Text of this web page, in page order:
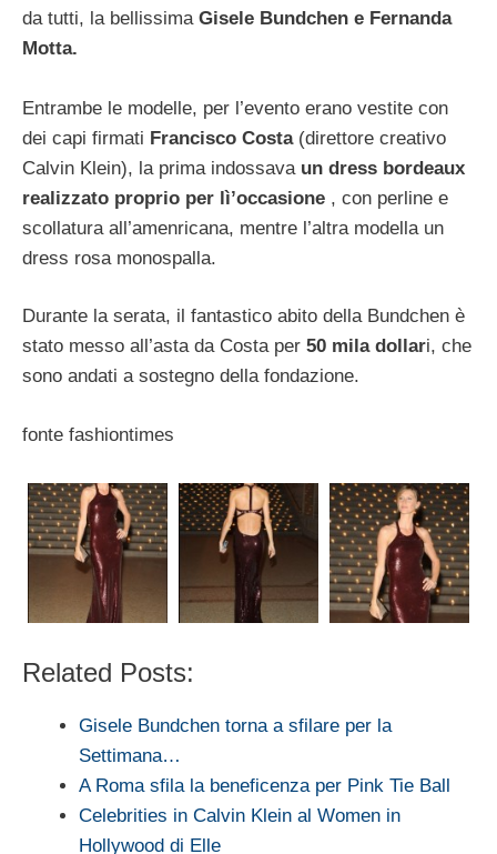
da tutti, la bellissima Gisele Bundchen e Fernanda
Motta.
Entrambe le modelle, per l’evento erano vestite con
dei capi firmati Francisco Costa(direttore creativo
Calvin Klein), la prima indossava un dress bordeaux
realizzato proprio per lì’occasione , con perline e
scollatura all’amenricana, mentre l’altra modella un
dress rosa monospalla.
Durante la serata, il fantastico abito della Bundchen è
stato messo all’asta da Costa per 50 mila dollari, che
sono andati a sostegno della fondazione.
fonte fashiontimes
Related Posts:
Gisele Bundchen torna a sfilare per la
Settimana…
A Roma sfila la beneficenza per Pink Tie Ball
Celebrities in Calvin Klein al Women in
Hollywood di Elle